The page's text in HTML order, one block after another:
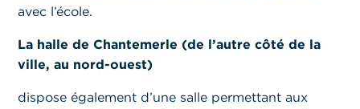
avec l’école.
La halle de Chantemerle (de l’autre côté de la
ville, au nord-ouest)
dispose également d’une salle permettant aux